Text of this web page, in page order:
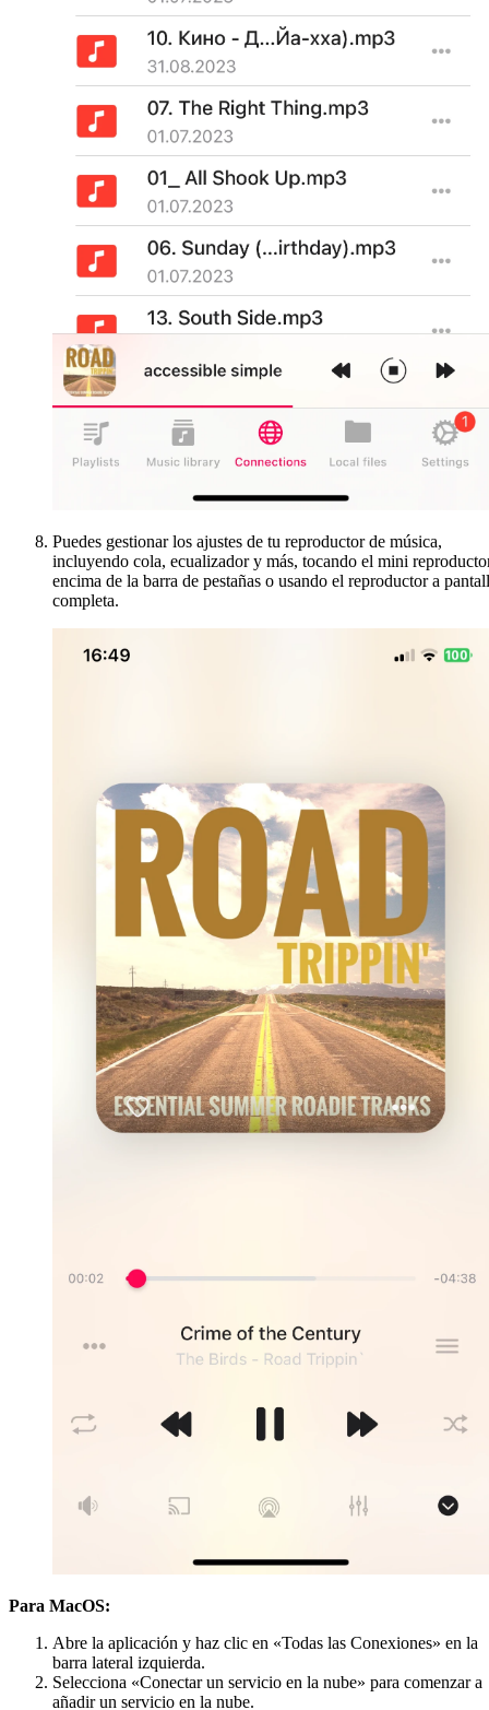
Puedes gestionar los ajustes de tu reproductor de música,
incluyendo cola, ecualizador y más, tocando el mini
encima de la barra de pestañas o usando el reproductor a
completa.
Para MacOS:
Abre la aplicación y haz clic en «Todas las Conexiones» en la
barra lateral izquierda.
Selecciona «Conectar un servicio en la nube» para comenzar a
añadir un servicio en la nube.